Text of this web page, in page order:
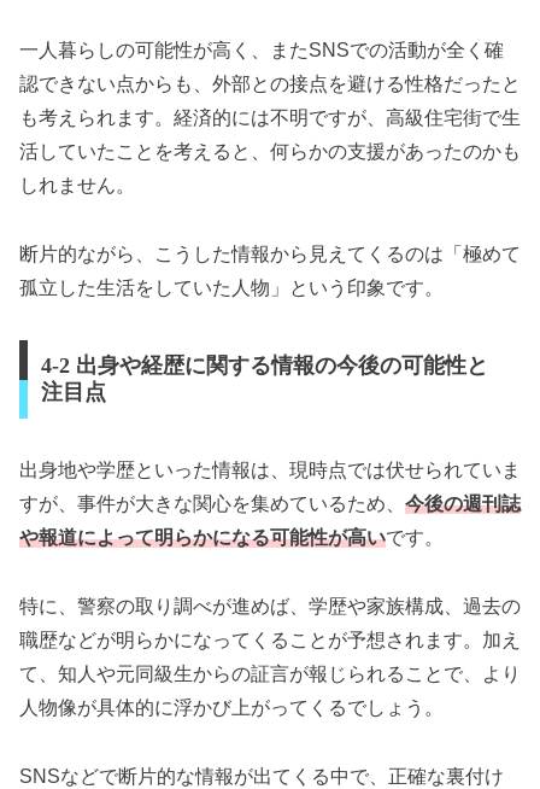
一人暮らしの可能性が高く、またSNSでの活動が全く確
認できない点からも、外部との接点を避ける性格だったと
も考えられます。経済的には不明ですが、高級住宅街で生
活していたことを考えると、何らかの支援があったのかも
しれません。
断片的ながら、こうした情報から見えてくるのは「極めて
孤立した生活をしていた人物」という印象です。
4-2 出身や経歴に関する情報の今後の可能性と
注目点
出身地や学歴といった情報は、現時点では伏せられていま
すが、事件が大きな関心を集めているため、 今後の週刊誌
や報道によって明らかになる可能性が高いです。
特に、警察の取り調べが進めば、学歴や家族構成、過去の
職歴などが明らかになってくることが予想されます。加え
て、知人や元同級生からの証言が報じられることで、より
人物像が具体的に浮かび上がってくるでしょう。
SNSなどで断片的な情報が出てくる中で、正確な裏付け